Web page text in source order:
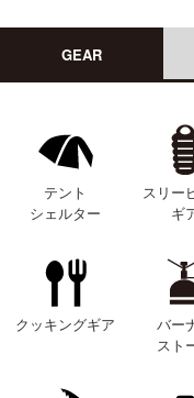
GEAR
テント
シェルター
スリー
ギ
クッキングギア
バー
スト